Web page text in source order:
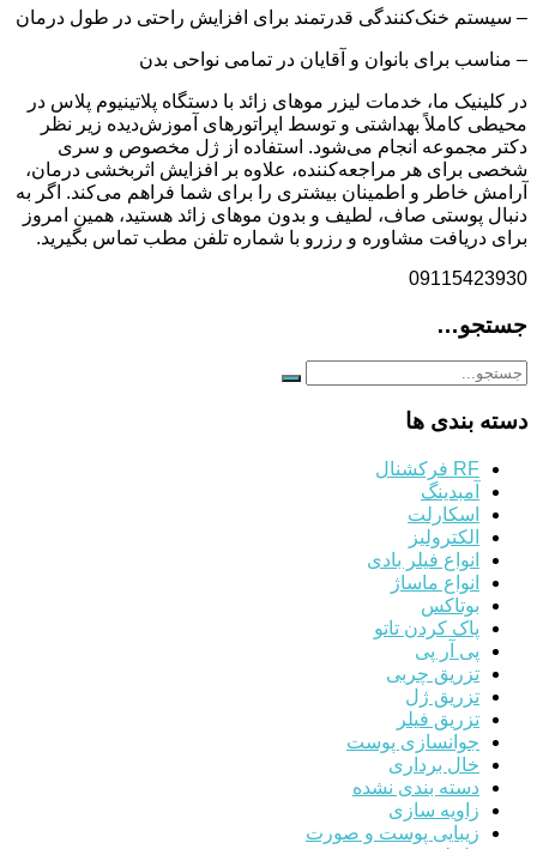
– سیستم خنک‌کنندگی قدرتمند برای افزایش راحتی در طول درمان
– مناسب برای بانوان و آقایان در تمامی نواحی بدن
در کلینیک ما، خدمات لیزر موهای زائد با دستگاه پلاتینیوم پلاس در
محیطی کاملاً بهداشتی و توسط اپراتورهای آموزش‌دیده زیر نظر
دکتر مجموعه انجام می‌شود. استفاده از ژل مخصوص و سری
شخصی برای هر مراجعه‌کننده، علاوه بر افزایش اثربخشی درمان،
آرامش خاطر و اطمینان بیشتری را برای شما فراهم می‌کند. اگر به
دنبال پوستی صاف، لطیف و بدون موهای زائد هستید، همین امروز
برای دریافت مشاوره و رزرو با شماره تلفن مطب تماس بگیرید.
09115423930
جستجو…
دسته بندی ها
RF فرکشنال
آمبدینگ
اسکارلت
الکترولیز
انواع فیلر بادی
انواع ماساژ
بوتاکس
پاک کردن تاتو
پی آر پی
تزریق چربی
تزریق ژل
تزریق فیلر
جوانسازی پوست
خال برداری
دسته بندی نشده
زاویه سازی
زیبایی پوست و صورت